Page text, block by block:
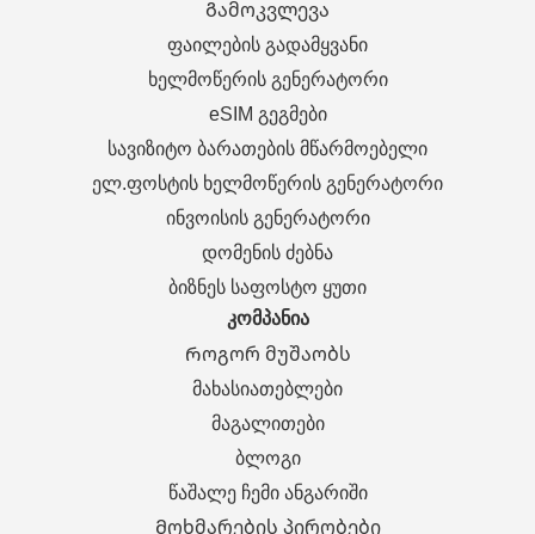
Გამოკვლევა
ფაილების გადამყვანი
ხელმოწერის გენერატორი
eSIM გეგმები
სავიზიტო ბარათების მწარმოებელი
ელ.ფოსტის ხელმოწერის გენერატორი
ინვოისის გენერატორი
დომენის ძებნა
ბიზნეს საფოსტო ყუთი
კომპანია
Როგორ მუშაობს
მახასიათებლები
მაგალითები
ბლოგი
წაშალე ჩემი ანგარიში
Მოხმარების პირობები